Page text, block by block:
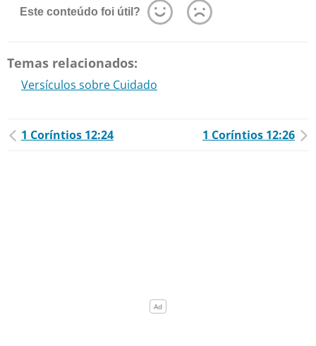
Este conteúdo foi útil?
Temas relacionados:
Versículos sobre Cuidado
1 Coríntios 12:24 1 Coríntios 12:26